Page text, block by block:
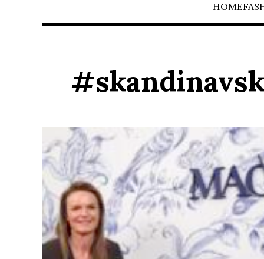
HOME